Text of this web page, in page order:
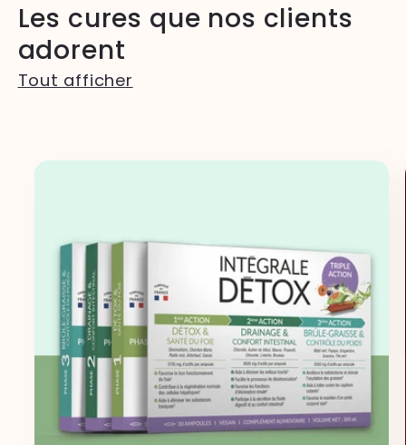
Les cures que nos clients
adorent
Tout afficher